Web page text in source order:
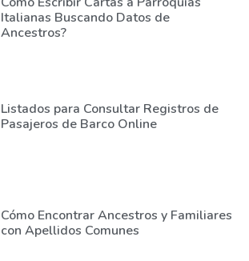
Italianas Buscando Datos de
Ancestros?
Listados para Consultar Registros de
Pasajeros de Barco Online
Cómo Encontrar Ancestros y Familiares
con Apellidos Comunes